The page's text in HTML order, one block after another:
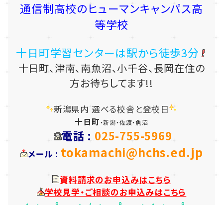
通信制高校のヒューマンキャンパス高
等学校
十日町学習センターは駅から徒歩3分
十日町、津南、南魚沼、小千谷、長岡在住の
方お待ちしてます!!
新潟県内 選べる校舎と登校日
十日町・新潟・佐渡・魚沼
電話 : 025-755-5969
メール : tokamachi@hchs.ed.jp
資料請求のお申込みはこちら
学校見学・ご相談のお申込みはこちら